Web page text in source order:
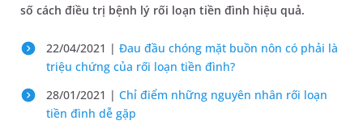
số cách điều trị bệnh lý rối loạn tiền đình hiệu quả.
22/04/2021 | Đau đầu chóng mặt buồn nôn có phải là
triệu chứng của rối loạn tiền đình?
28/01/2021 | Chỉ điểm những nguyên nhân rối loạn
tiền đình dễ gặp